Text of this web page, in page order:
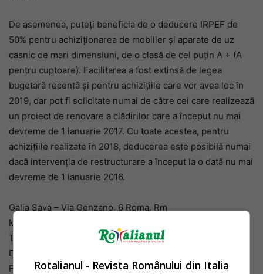
De asemenea, puteți beneficia de o deducere IRPEF de
50% pentru achiziționarea de mobilier și aparate de uz
casnic de mari dimensiuni, de o clasă de cel puțin A + (A
pentru cuptoare). Facilitarea a fost extinsă de legea
bugetară recentă și pentru achizițiile care vor avea loc în
2019, dar pot fi solicitate numai de către cei care realizează
un proiect de renovare a clădirilor care a început nu mai
devreme de 1 ianuarie 2017. Cu toate acestea, pentru
achizițiile realizate în 2018, deducerea este posibilă numai
dacă intervenția de restructurare a început la o dată nu mai
devreme de 1 ianuarie 2016.
Galia Sava – Via Genzano, 6 Roma, Rm
Metro A, Colli Albani.
Tel 0039/3881588870
E-mail: galiasava@gmail.com
Facebook: Studio Sava; Galia Sava
Rotalianul - Revista Românului din Italia